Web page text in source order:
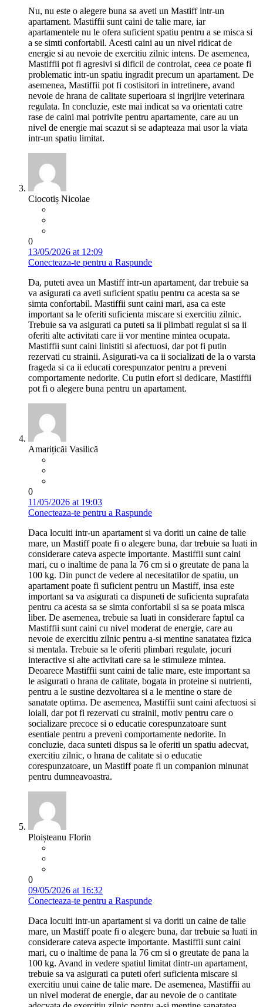
Nu, nu este o alegere buna sa aveti un Mastiff intr-un
apartament. Mastiffii sunt caini de talie mare, iar
apartamentele nu le ofera suficient spatiu pentru a se misca si
a se simti confortabil. Acesti caini au un nivel ridicat de
energie si au nevoie de exercitiu zilnic intens. De asemenea,
Mastiffii pot fi agresivi si dificil de controlat, ceea ce poate fi
problematic intr-un spatiu ingradit precum un apartament. De
asemenea, Mastiffii pot fi costisitori in intretinere, avand
nevoie de hrana de calitate superioara si ingrijire veterinara
regulata. In concluzie, este mai indicat sa va orientati catre
rase de caini mai potrivite pentru apartamente, care au un
nivel de energie mai scazut si se adapteaza mai usor la viata
intr-un spatiu limitat.
Ciocotiș Nicolae
0
13/05/2026 at 12:09
Conecteaza-te pentru a Raspunde
Da, puteti avea un Mastiff intr-un apartament, dar trebuie sa
va asigurati ca aveti suficient spatiu pentru ca acesta sa se
simta confortabil. Mastiffii sunt caini mari, asa ca este
important sa le oferiti suficienta miscare si exercitiu zilnic.
Trebuie sa va asigurati ca puteti sa ii plimbati regulat si sa ii
oferiti alte activitati care ii vor mentine mintea ocupata.
Mastiffii sunt caini linistiti si afectuosi, dar pot fi putin
rezervati cu strainii. Asigurati-va ca ii socializati de la o varsta
frageda si ca ii educati corespunzator pentru a preveni
comportamente nedorite. Cu putin efort si dedicare, Mastiffii
pot fi o alegere buna pentru un apartament.
Amarițicăi Vasilică
0
11/05/2026 at 19:03
Conecteaza-te pentru a Raspunde
Daca locuiti intr-un apartament si va doriti un caine de talie
mare, un Mastiff poate fi o alegere buna, dar trebuie sa luati in
considerare cateva aspecte importante. Mastiffii sunt caini
mari, cu o inaltime de pana la 76 cm si o greutate de pana la
100 kg. Din punct de vedere al necesitatilor de spatiu, un
apartament poate fi suficient pentru un Mastiff, insa este
important sa va asigurati ca dispuneti de suficienta suprafata
pentru ca acesta sa se simta confortabil si sa se poata misca
liber. De asemenea, trebuie sa luati in considerare faptul ca
Mastiffii sunt caini cu nivel moderat de energie, care au
nevoie de exercitiu zilnic pentru a-si mentine sanatatea fizica
si mentala. Trebuie sa le oferiti plimbari regulate, jocuri
interactive si alte activitati care sa le stimuleze mintea.
Deoarece Mastiffii sunt caini de talie mare, este important sa
le asigurati o hrana de calitate, bogata in proteine si nutrienti,
pentru a le sustine dezvoltarea si a le mentine o stare de
sanatate optima. De asemenea, Mastiffii sunt caini afectuosi si
loiali, dar pot fi rezervati cu strainii, motiv pentru care o
socializare precoce si o educatie corespunzatoare sunt
esentiale pentru a preveni comportamente nedorite. In
concluzie, daca sunteti dispus sa le oferiti un spatiu adecvat,
exercitiu zilnic, o hrana de calitate si o educatie
corespunzatoare, un Mastiff poate fi un companion minunat
pentru dumneavoastra.
Ploișteanu Florin
0
09/05/2026 at 16:32
Conecteaza-te pentru a Raspunde
Daca locuiti intr-un apartament si va doriti un caine de talie
mare, un Mastiff poate fi o alegere buna, dar trebuie sa luati in
considerare cateva aspecte importante. Mastiffii sunt caini
mari, cu o inaltime de pana la 76 cm si o greutate de pana la
100 kg. Avand in vedere spatiul limitat dintr-un apartament,
trebuie sa va asigurati ca puteti oferi suficienta miscare si
exercitiu unui caine de talie mare. De asemenea, Mastiffii au
un nivel moderat de energie, dar au nevoie de o cantitate